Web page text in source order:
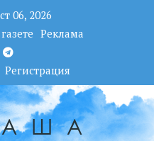
06, 2026
Реклама
Регистрация